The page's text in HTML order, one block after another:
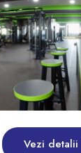
Vezi detalii